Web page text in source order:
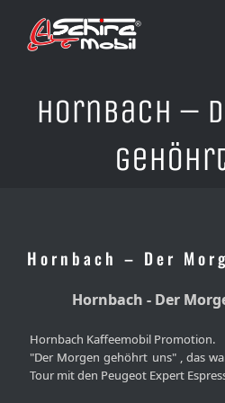
Inhalt
springen
Hornbach –
Hornbach – Der
Hornbach - Der
Hornbach Kaffeemobil Promotion.
"Der Morgen gehöhrt uns" , das
Tour mit den Peugeot Expert